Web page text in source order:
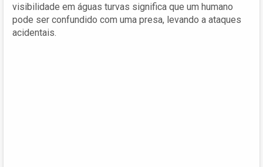
visibilidade em águas turvas significa que um humano
pode ser confundido com uma presa, levando a ataques
acidentais.